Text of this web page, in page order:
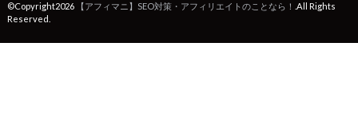
©Copyright2026 【アフィマニ】SEO対策・アフィリエイトのことなら！ .All Rights
Reserved.